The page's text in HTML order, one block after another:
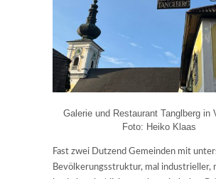
Galerie und Restaurant Tanglberg in
Foto: Heiko Klaas
Fast zwei Dutzend Gemeinden mit
Bevölkerungsstruktur, mal industrieller,